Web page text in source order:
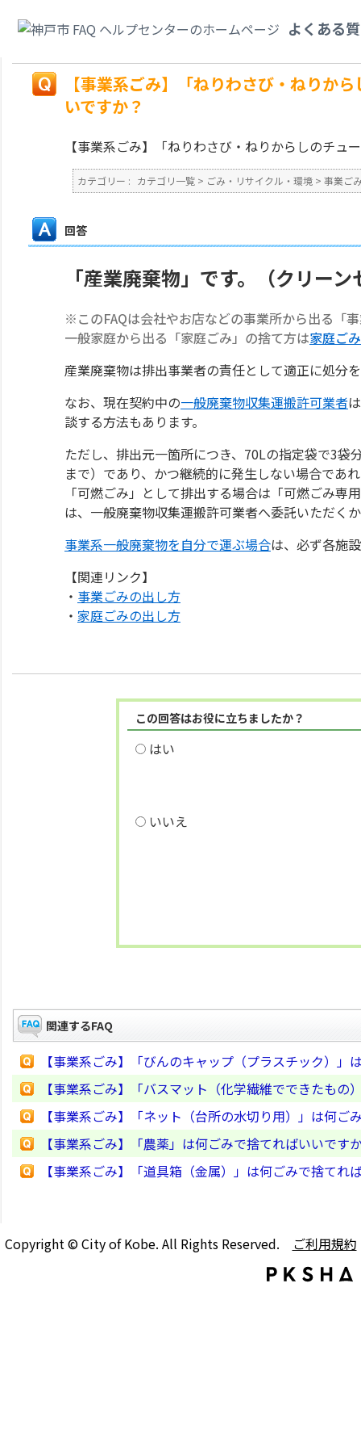
よくある
捨てればいいですか？
【事業系ごみ】「ねりわさび・ねりか
いですか？
【事業系ごみ】「ねりわさび・ねりからしのチ
カテゴリー : カテゴリ一覧 > ごみ・リサイクル・環境 > 事業ご
回答
「産業廃棄物」です。（クリー
※このFAQは会社やお店などの事業所から出る「
一般家庭から出る「家庭ごみ」の捨て方は家庭ご
産業廃棄物は排出事業者の責任として適正に処分
なお、現在契約中の一般廃棄物収集運搬許可業者
談する方法もあります。
ただし、排出元一箇所につき、70Lの指定袋で3
まで）であり、かつ継続的に発生しない場合であ
「可燃ごみ」として排出する場合は「可燃ごみ
は、一般廃棄物収集運搬許可業者へ委託いただく
事業系一般廃棄物を自分で運ぶ場合は、必ず各施
【関連リンク】
・ 事業ごみの出し方
・ 家庭ごみの出し方
この回答はお役に立ちましたか？
はい
いいえ
関連するFAQ
【事業系ごみ】「びんのキャップ（プラスチック）」
【事業系ごみ】「バスマット（化学繊維でできたも
【事業系ごみ】「ネット（台所の水切り用）」は何ご
【事業系ごみ】「農薬」は何ごみで捨てればいいです
【事業系ごみ】「道具箱（金属）」は何ごみで捨てれ
Copyright © City of Kobe. All Rights Reserved. ご利用規約